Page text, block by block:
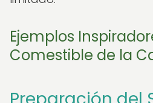
Ejemplos
Comestible de la